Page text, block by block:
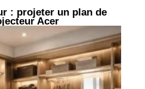
: projeter un plan de
Acer